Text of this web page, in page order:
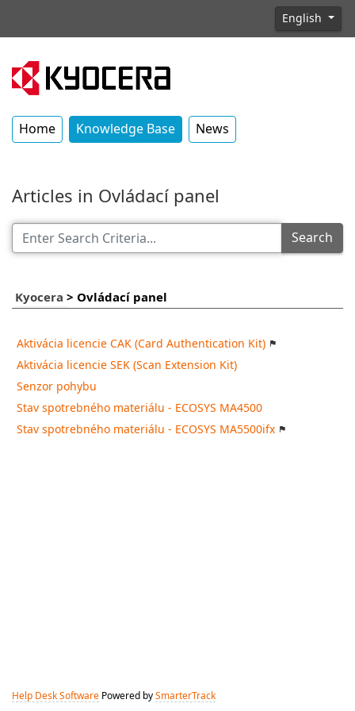
English
Home Knowledge Base News
Articles in Ovládací panel
Search
Kyocera > Ovládací panel
Aktivácia licencie CAK (Card Authentication Kit)
Aktivácia licencie SEK (Scan Extension Kit)
Senzor pohybu
Stav spotrebného materiálu - ECOSYS MA4500
Stav spotrebného materiálu - ECOSYS MA5500ifx
Help Desk Software Powered by SmarterTrack